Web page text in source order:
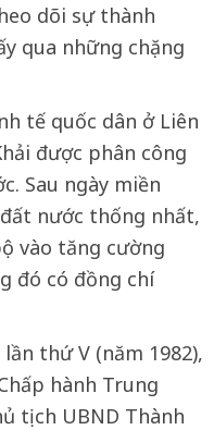
dõi sự thành
qua những chặng
tế quốc dân ở Liên
được phân công
Sau ngày miền
nước thống nhất,
vào tăng cường
đó có đồng chí
thứ V (năm 1982),
hành Trung
tịch UBND Thành